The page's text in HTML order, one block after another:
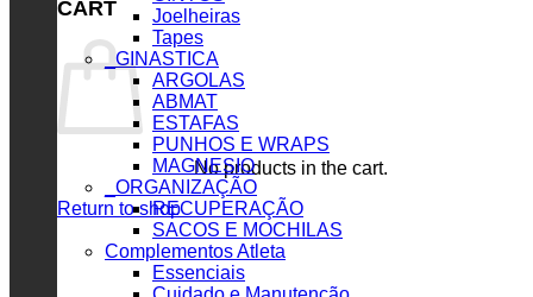
CART
No products in the cart.
Return to shop
Joelheiras
Tapes
_GINASTICA
ARGOLAS
ABMAT
ESTAFAS
PUNHOS E WRAPS
MAGNESIO
_ORGANIZAÇÃO
RECUPERAÇÃO
SACOS E MOCHILAS
Complementos Atleta
Essenciais